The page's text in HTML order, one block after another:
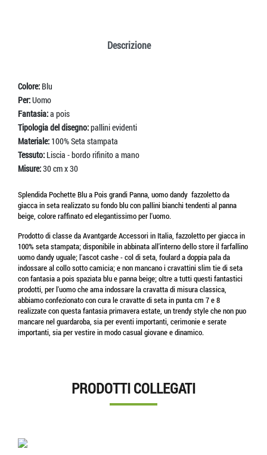
Descrizione
Colore: Blu
Per:Uomo
Fantasia:a pois
Tipologia del disegno:pallini evidenti
Materiale: 100% Seta stampata
Tessuto: Liscia - bordo rifinito a mano
Misure:30 cm x 30
Splendida Pochette Blu a Pois grandi Panna, uomo dandy fazzoletto da
giacca in seta realizzato su fondo blu con pallini bianchi tendenti al panna
beige, colore raffinato ed elegantissimo per l'uomo.
Prodotto di classe da Avantgarde Accessori in Italia, fazzoletto per giacca in
100% seta stampata; disponibile in abbinata all'interno dello store il farfallino
uomo dandy uguale; l'ascot cashe - col di seta, foulard a doppia pala da
indossare al collo sotto camicia; e non mancano i cravattini slim tie di seta
con fantasia a pois spaziata blu e panna beige; oltre a tutti questi fantastici
prodotti, per l'uomo che ama indossare la cravatta di misura classica,
abbiamo confezionato con cura le cravatte di seta in punta cm 7 e 8
realizzate con questa fantasia primavera estate, un trendy style che non puo
mancare nel guardaroba, sia per eventi importanti, cerimonie e serate
importanti, sia per vestire in modo casual giovane e dinamico.
PRODOTTI COLLEGATI